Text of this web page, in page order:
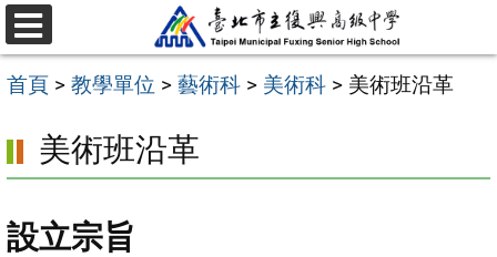
跳
至
主
內
區
選
單
首頁 > 教學單位 > 藝術科 > 美術科 > 美術班沿革
美術班沿革
設立宗旨